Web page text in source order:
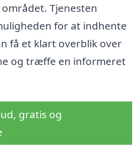
Tjenesten
for at indhente
få et klart overblik over
og træffe en informeret
gratis og